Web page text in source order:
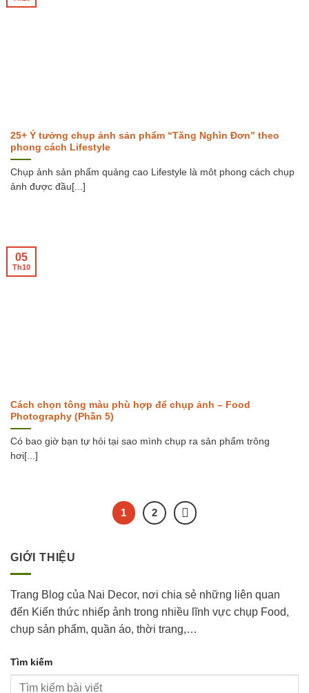
25+ Ý tưởng chụp ảnh sản phẩm “Tăng Nghìn Đơn” theo
phong cách Lifestyle
Chụp ảnh sản phẩm quảng cao Lifestyle là môt phong cách chụp
ảnh được đầu[...]
Cách chọn tông màu phù hợp để chụp ảnh – Food
Photography (Phần 5)
Có bao giờ bạn tự hỏi tại sao mình chụp ra sản phẩm trông
hơi[...]
05
Th10
1 2
GIỚI THIỆU
Trang Blog của Nai Decor, nơi chia sẻ những liên quan
đến Kiến thức nhiếp ảnh trong nhiều lĩnh vực chụp Food,
chụp sản phẩm, quần áo, thời trang,…
Tìm kiếm